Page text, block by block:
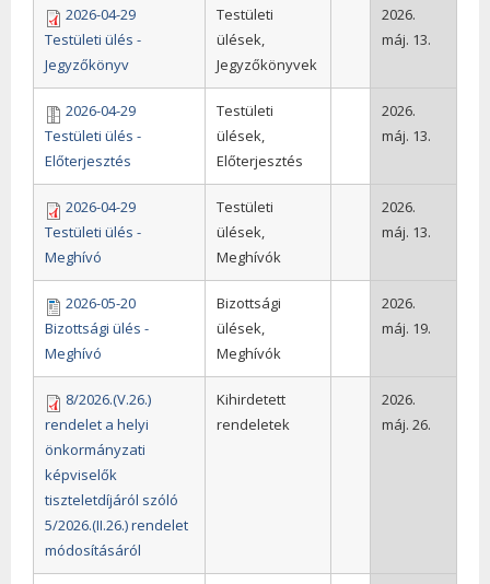
2026-04-29
Testületi ülés -
Jegyzőkönyv
Testületi
ülések,
Jegyzőkönyvek
2026.
máj. 13.
2026-04-29
Testületi ülés -
Előterjesztés
Testületi
ülések,
Előterjesztés
2026.
máj. 13.
2026-04-29
Testületi ülés -
Meghívó
Testületi
ülések,
Meghívók
2026.
máj. 13.
2026-05-20
Bizottsági ülés -
Meghívó
Bizottsági
ülések,
Meghívók
2026.
máj. 19.
8/2026.(V.26.)
rendelet a helyi
önkormányzati
képviselők
tiszteletdíjáról szóló
5/2026.(II.26.) rendelet
módosításáról
Kihirdetett
rendeletek
2026.
máj. 26.